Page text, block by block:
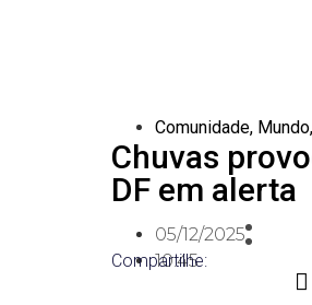
Comunidade, Mundo,
Chuvas
DF em alerta
05/12/2025
10:45
Compartilhe: